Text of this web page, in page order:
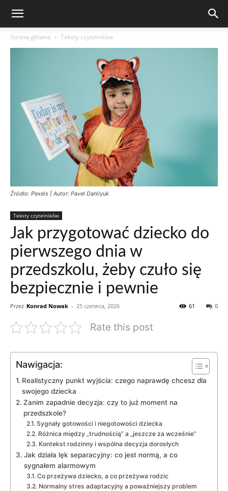
Strona główna Teksty czytelników
Źródło: Pexels | Autor: Pavel Danilyuk
Teksty czytelników
Jak przygotować dziecko do
pierwszego dnia w
przedszkolu, żeby czuło się
bezpiecznie i pewnie
Przez Konrad Nowak - 25 czerwca, 2026 0
61
Rate this post
Nawigacja:
Realistyczny punkt wyjścia: czego naprawdę chcesz dla
swojego dziecka
Zanim zapadnie decyzja: czy to już moment na
przedszkole?
Sygnały gotowości i niegotowości dziecka
Różnica między „trudnością” a „jeszcze za wcześnie”
Kontekst rodzinny i wspólna decyzja dorosłych
Jak działa lęk separacyjny: co jest normą, a co
sygnałem alarmowym
Co przeżywa dziecko, a co przeżywa rodzic
Normalny stres adaptacyjny a poważniejszy problem